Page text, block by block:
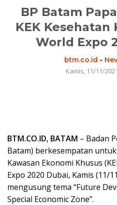
BP Batam
KEK Kesehatan
World Expo
btm.co.id -
Kamis, 11/11/
BTM.CO.ID, BATAM – Badan
Batam) berkesempatan
Kawasan Ekonomi Khusus
Expo 2020 Dubai, Kamis (11/
mengusung tema “Future
Special Economic Zone”.